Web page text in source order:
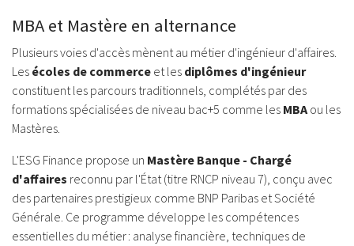
MBA et Mastère en alternance
Plusieurs voies d'accès mènent au métier d'ingénieur d'affaires.
Les écoles de commerce et les diplômes d'ingénieur
constituent les parcours traditionnels, complétés par des
formations spécialisées de niveau bac+5 comme les MBA ou les
Mastères.
L'ESG Finance propose un Mastère Banque - Chargé
d'affaires reconnu par l'État (titre RNCP niveau 7), conçu avec
des partenaires prestigieux comme BNP Paribas et Société
Générale. Ce programme développe les compétences
essentielles du métier : analyse financière, techniques de